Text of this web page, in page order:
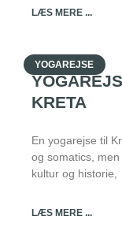
LÆS MERE ...
YOGAREJSE
KRETA
En yogarejse til
og somatics,
kultur og historie,
LÆS MERE ...